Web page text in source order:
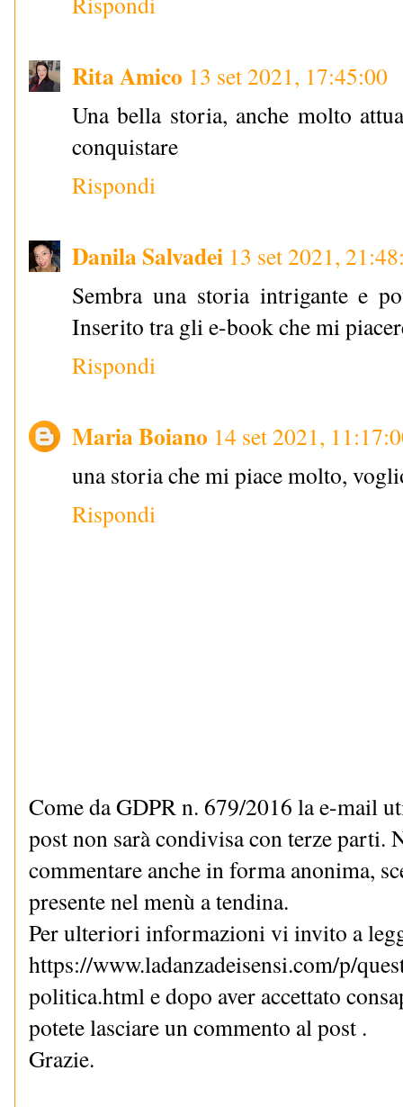
Rita Amico 13 set 2021, 17:45:00
Una bella storia, anche molto
conquistare
Rispondi
Danila Salvadei 13 set 2021,
Sembra una storia intrigante e
Inserito tra gli e-book che mi
Rispondi
Maria Boiano 14 set 2021,
una storia che mi piace molto,
Rispondi
Come da GDPR n. 679/2016 la e-mail
post non sarà condivisa con terze parti.
commentare anche in forma anonima,
presente nel menù a tendina.
Per ulteriori informazioni vi invito a
https://www.ladanzadeisensi.com/p/
politica.html e dopo aver accettato
potete lasciare un commento al post .
Grazie.